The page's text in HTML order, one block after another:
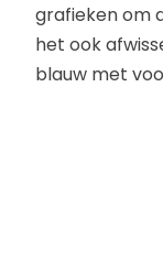
grafieken om
het ook
blauw met